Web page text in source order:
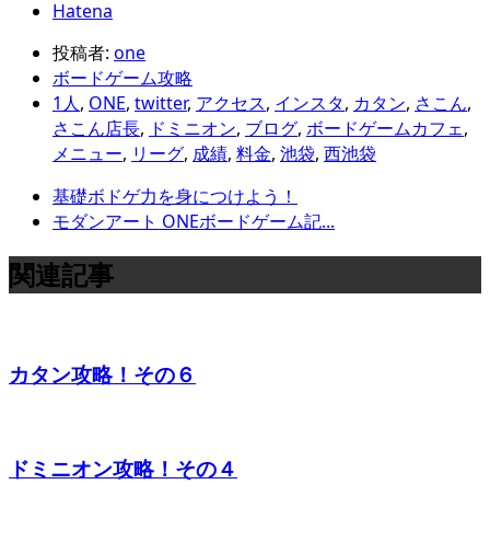
Hatena
投稿者: one
ボードゲーム攻略
1人, ONE, twitter, アクセス, インスタ, カタン, さこん,
さこん店長, ドミニオン, ブログ, ボードゲームカフェ,
メニュー, リーグ, 成績, 料金, 池袋, 西池袋
基礎ボドゲ力を身につけよう！
モダンアート ONEボードゲーム記...
関連記事
カタン攻略！その６
ドミニオン攻略！その４